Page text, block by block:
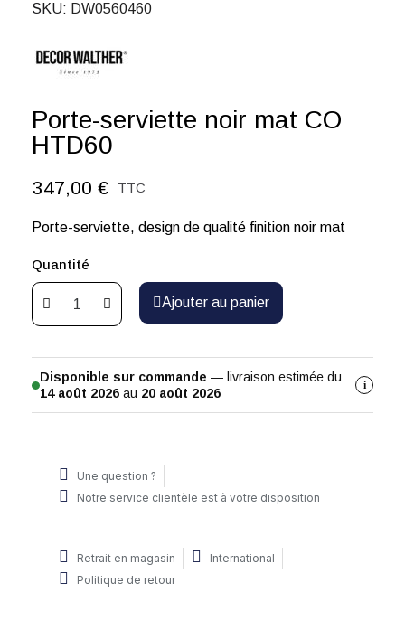
SKU DW0560460
Porte-serviette noir mat CO
HTD60
347,00 € TTC
Porte-serviette, design de qualité finition noir mat
Quantité
Ajouter au panier
Disponible sur commande — livraison estimée du
14 août 2026 au 20 août 2026
i
Une question ?
Notre service clientèle est à votre disposition
Retrait en magasin
International
Politique de retour